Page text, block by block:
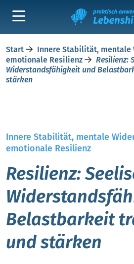
Start
Innere Stabilität, mentale
emotionale Resilienz
Resilienz:
Widerstandsfähigkeit und
stärken
Innere Stabilität, mentale
emotionale Resilienz
Resilienz:
Belastbarkeit
und stärken